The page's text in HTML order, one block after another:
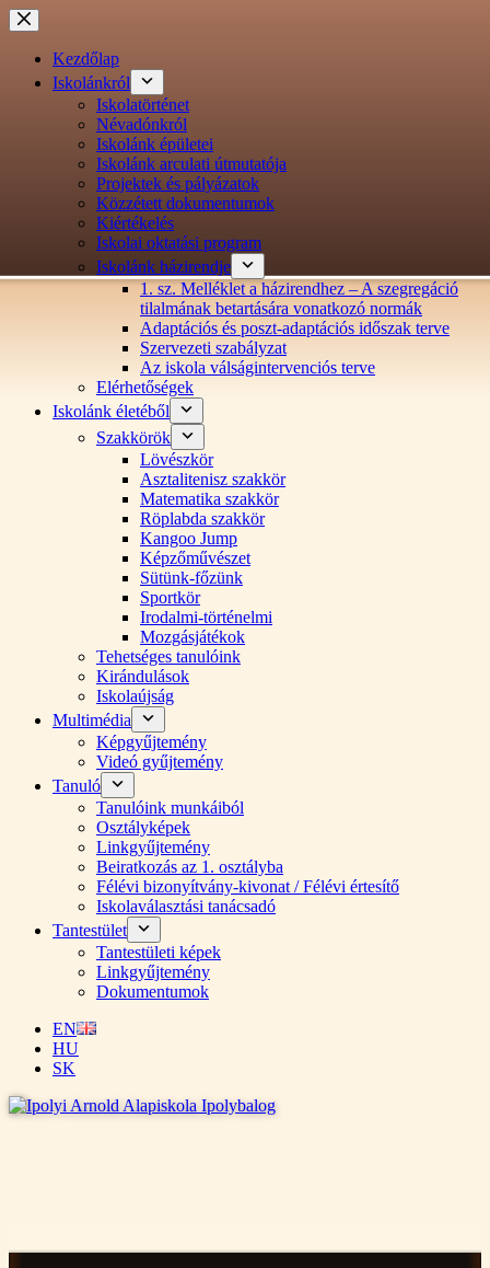
Ugrás
a
tartalomraKezdőlap
Iskolánkról
Iskolatörténet
Névadónkról
Iskolánk épületei
Iskolánk arculati útmutatója
Projektek és pályázatok
Közzétett dokumentumok
Kiértékelés
Iskolai oktatási program
Iskolánk házirendje
1. sz. Melléklet a házirendhez – A szegregáció
tilalmának betartására vonatkozó normák
Adaptációs és poszt-adaptációs időszak terve
Szervezeti szabályzat
Az iskola válságintervenciós terve
Elérhetőségek
Iskolánk életéből
Szakkörök
Lövészkör
Asztalitenisz szakkör
Matematika szakkör
Röplabda szakkör
Kangoo Jump
Képzőművészet
Sütünk-főzünk
Sportkör
Irodalmi-történelmi
Mozgásjátékok
Tehetséges tanulóink
Kirándulások
Iskolaújság
Multimédia
Képgyűjtemény
Videó gyűjtemény
Tanuló
Tanulóink munkáiból
Osztályképek
Linkgyűjtemény
Beiratkozás az 1. osztályba
Félévi bizonyítvány-kivonat / Félévi értesítő
Iskolaválasztási tanácsadó
Tantestület
Tantestületi képek
Linkgyűjtemény
Dokumentumok
EN
HU
SK